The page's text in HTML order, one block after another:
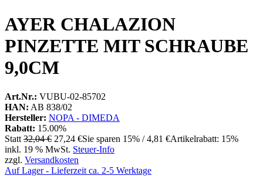
AYER CHALAZION
PINZETTE MIT SCHRAUBE
9,0CM
Art.Nr.: VUBU-02-85702
HAN: AB 838/02
Hersteller: NOPA - DIMEDA
Rabatt: 15.00%
Statt 32,04 € 27,24 €Sie sparen 15% / 4,81 €Artikelrabatt: 15%
inkl. 19 % MwSt. Steuer-Info
zzgl. Versandkosten
Auf Lager - Lieferzeit ca. 2-5 Werktage